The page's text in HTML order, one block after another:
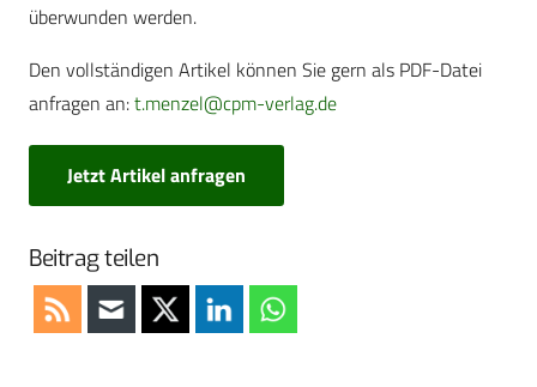
überwunden werden.
Den vollständigen Artikel können Sie gern als PDF-Datei
anfragen an:t.menzel@cpm-verlag.de
Jetzt Artikel anfragen
Beitrag teilen